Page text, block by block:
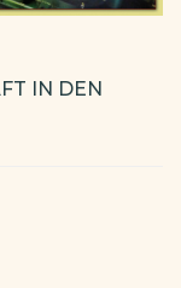
IN DEN